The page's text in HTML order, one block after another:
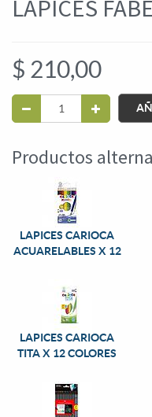
LAPICES
$ 210,00
Productos
LAPICES CARIOCA
ACUARELABLES X 12
LAPICES CARIOCA
TITA X 12 COLORES